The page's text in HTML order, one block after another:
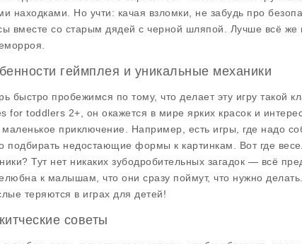
находками. Но учти: качая взломки, не забудь про
вместе со старым дядей с черной шляпой. Лучше всё же
геймплея и уникальные механики
быстро пробежимся по тому, что делает эту игру такой
for toddlers 2+, он окажется в мире ярких красок и
маленькое приключение. Например, есть игры, где надо
подбирать недостающие формы к картинкам. Вот где
Тут нет никаких зубодробительных загадок — всё
к малышам, что они сразу поймут, что нужно
теряются в играх для детей!
советы